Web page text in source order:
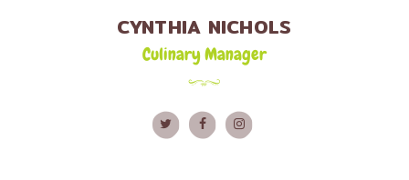
CYNTHIA NICHOLS
Culinary Manager